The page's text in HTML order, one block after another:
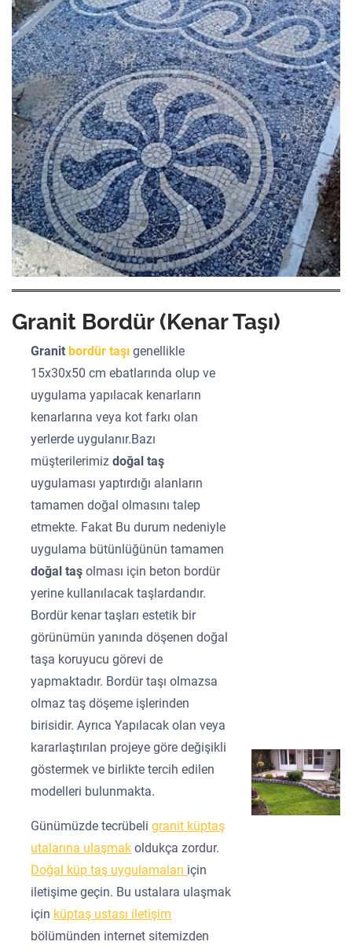
Granit Bordür (Kenar Taşı)
Granitbordür taşı genellikle
15x30x50 cm ebatlarında olup ve
uygulama yapılacak kenarların
kenarlarına veya kot farkı olan
yerlerde uygulanır.Bazı
müşterilerimizdoğal taş
uygulaması yaptırdığı alanların
tamamen doğal olmasını talep
etmekte. Fakat Bu durum nedeniyle
uygulama bütünlüğünün tamamen
doğal taşolması için beton bordür
yerine kullanılacak taşlardandır.
Bordür kenar taşları estetik bir
görünümün yanında döşenen doğal
taşa koruyucu görevi de
yapmaktadır. Bordür taşı olmazsa
olmaz taş döşeme işlerinden
birisidir. Ayrıca Yapılacak olan veya
kararlaştırılan projeye göre değişikli
göstermek ve birlikte tercih edilen
modelleri bulunmakta.
Günümüzde tecrübeligranit küptaş
utalarına ulaşmak oldukça zordur.
Doğal küp taş uygulamaları için
iletişime geçin. Bu ustalara ulaşmak
için küptaş ustası iletişim
bölümünden internet sitemizden